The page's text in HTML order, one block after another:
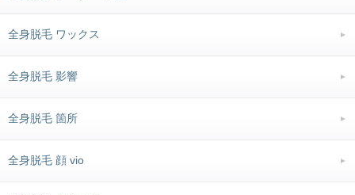
全身脱毛 ワックス
全身脱毛 影響
全身脱毛 箇所
全身脱毛 顔 vio